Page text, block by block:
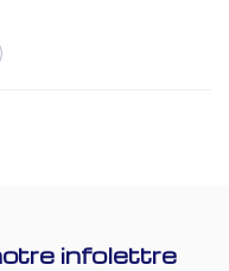
infolettre